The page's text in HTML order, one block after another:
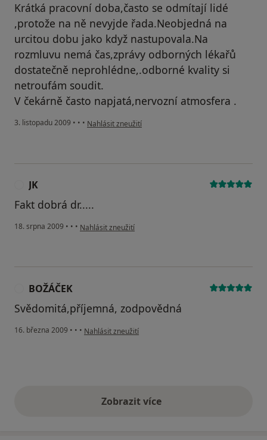
Krátká pracovní doba,často se odmítají lidé
,protože na ně nevyjde řada.Neobjedná na
urcitou dobu jako když nastupovala.Na
rozmluvu nemá čas,zprávy odborných lékařů
dostatečně neprohlédne,.odborné kvality si
netroufám soudit.
V čekárně často napjatá,nervozní atmosfera .
3. listopadu 2009 • • • podle názoru uživatele Pacient
Nahlásit zneužití
JK
Fakt dobrá dr.....
18. srpna 2009 • • • podle názoru uživatele JK
Nahlásit zneužití
BOŽÁČEK
Svědomitá,příjemná, zodpovědná
16. března 2009 • • • podle názoru uživatele BOŽÁČEK
Nahlásit zneužití
Zobrazit vícevýše uvedené názory